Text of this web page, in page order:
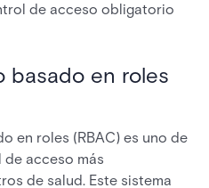
de acceso obligatorio
basado en roles
en roles (RBAC) es uno de
acceso más
de salud. Este sistema